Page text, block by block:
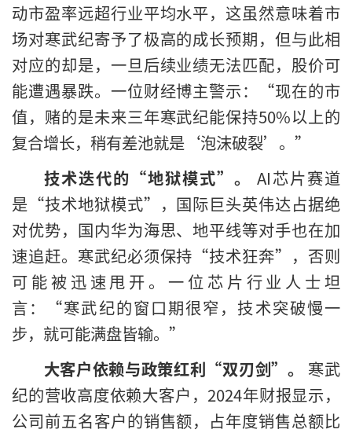
动市盈率远超行业平均水平，这虽然意味着市
场对寒武纪寄予了极高的成长预期，但与此相
对应的却是，一旦后续业绩无法匹配，股价可
能遭遇暴跌。一位财经博主警示：“现在的市
值，赌的是未来三年寒武纪能保持50%以上的
复合增长，稍有差池就是‘泡沫破裂’。”
技术迭代的“地狱模式”。
AI芯片赛道
是“技术地狱模式”，国际巨头英伟达占据绝
对优势，国内华为海思、地平线等对手也在加
速追赶。寒武纪必须保持“技术狂奔”，否则
可能被迅速甩开。一位芯片行业人士坦
言：“寒武纪的窗口期很窄，技术突破慢一
步，就可能满盘皆输。”
大客户依赖与政策红利“双刃剑”。
寒武
纪的营收高度依赖大客户，2024年财报显示，
公司前五名客户的销售额，占年度销售总额比